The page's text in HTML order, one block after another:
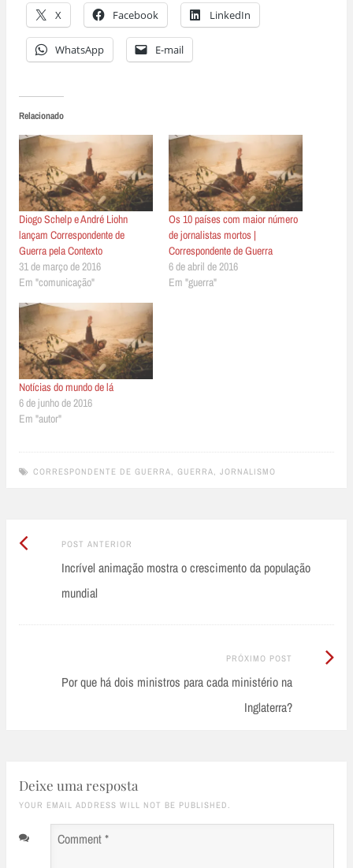
X Facebook LinkedIn
WhatsApp E-mail
Relacionado
Diogo Schelp e André Liohn
lançam Correspondente de
Guerra pela Contexto
31 de março de 2016
Em "comunicação"
Os 10 países com maior número
de jornalistas mortos |
Correspondente de Guerra
6 de abril de 2016
Em "guerra"
Notícias do mundo de lá
6 de junho de 2016
Em "autor"
CORRESPONDENTE DE GUERRA, GUERRA, JORNALISMO
Post
navigation
POST ANTERIOR
Anterior:
Incrível animação mostra o crescimento da população
mundial
PRÓXIMO POST
Por que há dois ministros para cada ministério na
Inglaterra?
Próximo
Deixe uma resposta
YOUR EMAIL ADDRESS WILL NOT BE PUBLISHED.
Comment